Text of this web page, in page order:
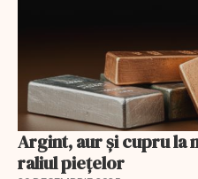
Argint, aur și cupru la
raliul piețelor